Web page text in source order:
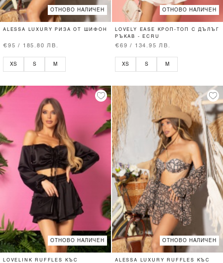
ОТНОВО НАЛИЧЕН
ALESSA LUXURY РИЗА ОТ ШИФОН
€95 / 185.80 ЛВ.
XS S M
ОТНОВО НАЛИЧЕН
LOVELY EASE КРОП-ТОП С ДЪЛЪГ
РЪКАВ - ECRU
€69 / 134.95 ЛВ.
XS S M
ОТНОВО НАЛИЧЕН
LOVELINK RUFFLES КЪС
ОТНОВО НАЛИЧЕН
ALESSA LUXURY RUFFLES КЪС